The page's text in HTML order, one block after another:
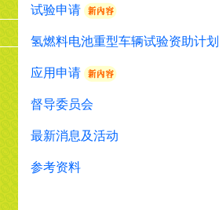
试验申请
氢燃料电池重型车辆试验资助计划
应用申请
督导委员会
最新消息及活动
参考资料